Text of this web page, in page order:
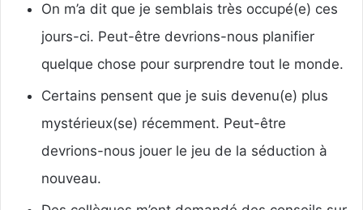
On m’a dit que je semblais très occupé(e) ces
jours-ci. Peut-être devrions-nous planifier
quelque chose pour surprendre tout le monde.
Certains pensent que je suis devenu(e) plus
mystérieux(se) récemment. Peut-être
devrions-nous jouer le jeu de la séduction à
nouveau.